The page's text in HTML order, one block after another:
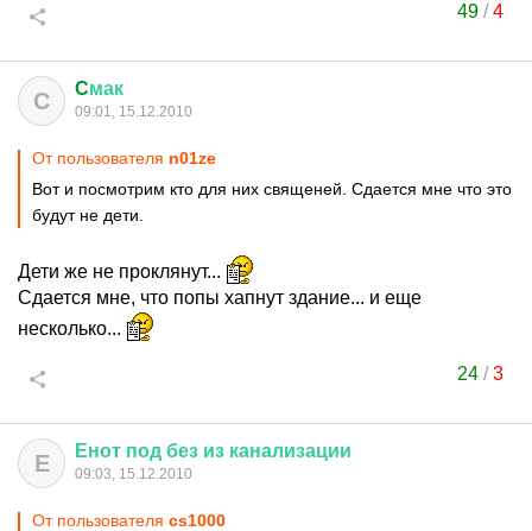
49 /4
C Cмак
09:01, 15.12.2010
От пользователя n01ze
Вот и посмотрим кто для них священей. Сдается мне что это
будут не дети.
Дети же не проклянут...
Сдается мне, что попы хапнут здание... и еще
несколько...
24 /3
Е Енот под без из канализации
09:03, 15.12.2010
От пользователя cs1000